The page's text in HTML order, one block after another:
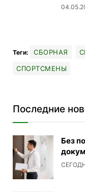
Теги: СБОРНАЯ
СПОРТСМЕНЫ
Последние
Без